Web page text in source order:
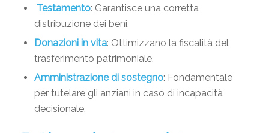
Testamento: Garantisce una corretta
distribuzione dei beni.
Donazioni in vita: Ottimizzano la fiscalità del
trasferimento patrimoniale.
Amministrazione di sostegno: Fondamentale
per tutelare gli anziani in caso di incapacità
decisionale.